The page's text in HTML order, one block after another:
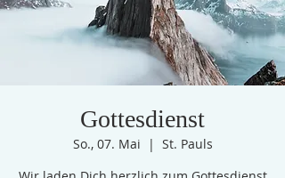
Gottesdienst
So., 07. Mai
  |
St. Pauls